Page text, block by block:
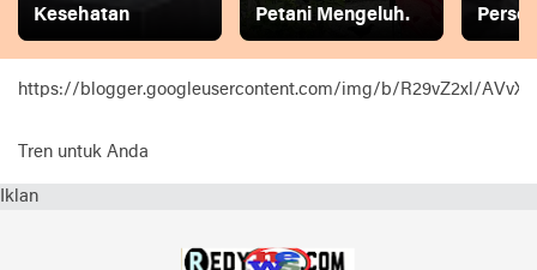
Kesehatan
Petani Mengeluh.
https://blogger.googleusercontent.com/img/b/R29vZ2xl/
Tren untuk Anda
Iklan